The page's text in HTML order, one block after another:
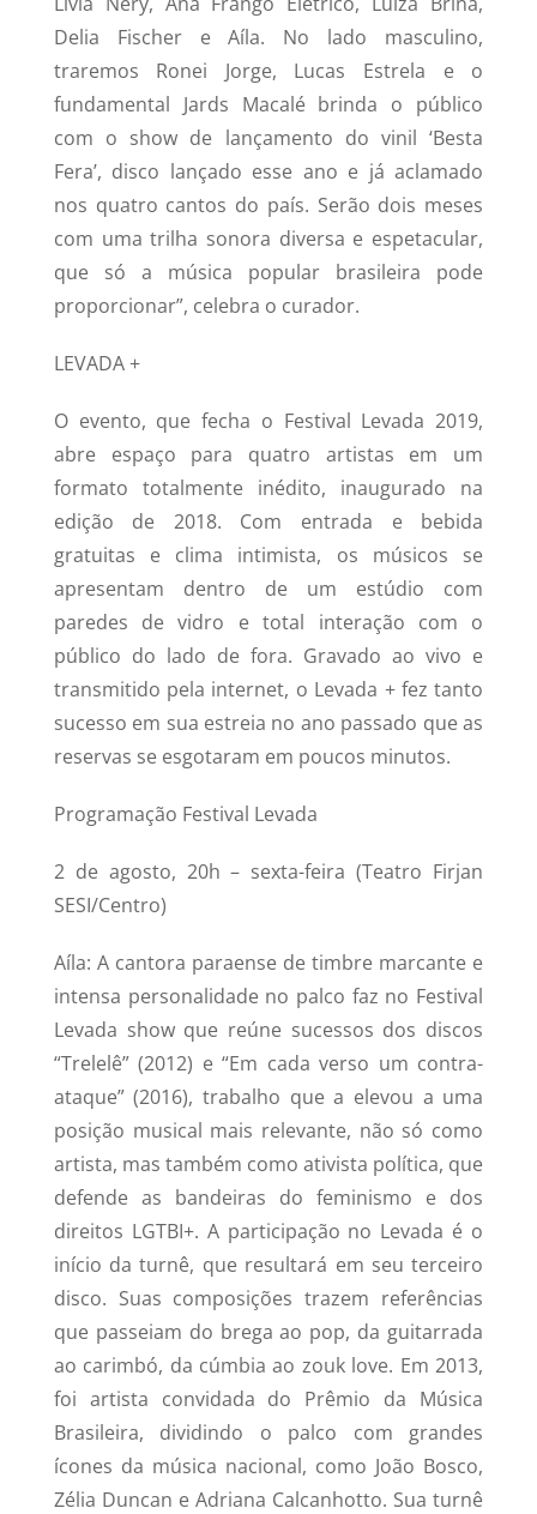
Delia Fischer e Aíla. No lado masculino,
traremos Ronei Jorge, Lucas Estrela e o
fundamental Jards Macalé brinda o público
com o show de lançamento do vinil ‘Besta
Fera’, disco lançado esse ano e já aclamado
nos quatro cantos do país. Serão dois meses
com uma trilha sonora diversa e espetacular,
que só a música popular brasileira pode
proporcionar”, celebra o curador.
LEVADA +
O evento, que fecha o Festival Levada 2019,
abre espaço para quatro artistas em um
formato totalmente inédito, inaugurado na
edição de 2018. Com entrada e bebida
gratuitas e clima intimista, os músicos se
apresentam dentro de um estúdio com
paredes de vidro e total interação com o
público do lado de fora. Gravado ao vivo e
transmitido pela internet, o Levada + fez tanto
sucesso em sua estreia no ano passado que as
reservas se esgotaram em poucos minutos.
Programação Festival Levada
2 de agosto, 20h – sexta-feira (Teatro Firjan
SESI/Centro)
Aíla: A cantora paraense de timbre marcante e
intensa personalidade no palco faz no Festival
Levada show que reúne sucessos dos discos
“Trelelê” (2012) e “Em cada verso um contra-
ataque” (2016), trabalho que a elevou a uma
posição musical mais relevante, não só como
artista, mas também como ativista política, que
defende as bandeiras do feminismo e dos
direitos LGTBI+. A participação no Levada é o
início da turnê, que resultará em seu terceiro
disco. Suas composições trazem referências
que passeiam do brega ao pop, da guitarrada
ao carimbó, da cúmbia ao zouk love. Em 2013,
foi artista convidada do Prêmio da Música
Brasileira, dividindo o palco com grandes
ícones da música nacional, como João Bosco,
Zélia Duncan e Adriana Calcanhotto. Sua turnê